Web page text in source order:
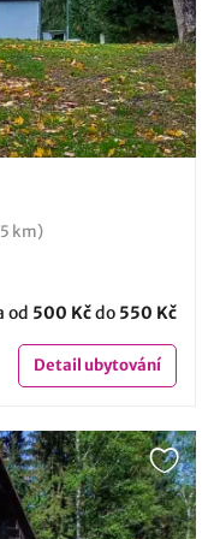
km)
od 500 Kčdo 550 Kč
Detailubytování